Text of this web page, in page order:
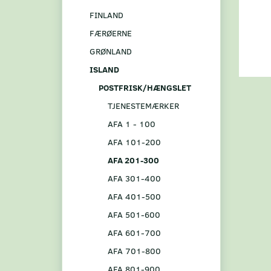
FINLAND
FÆRØERNE
GRØNLAND
ISLAND
POSTFRISK/HÆNGSLET
TJENESTEMÆRKER
AFA 1 - 100
AFA 101-200
AFA 201-300
AFA 301-400
AFA 401-500
AFA 501-600
AFA 601-700
AFA 701-800